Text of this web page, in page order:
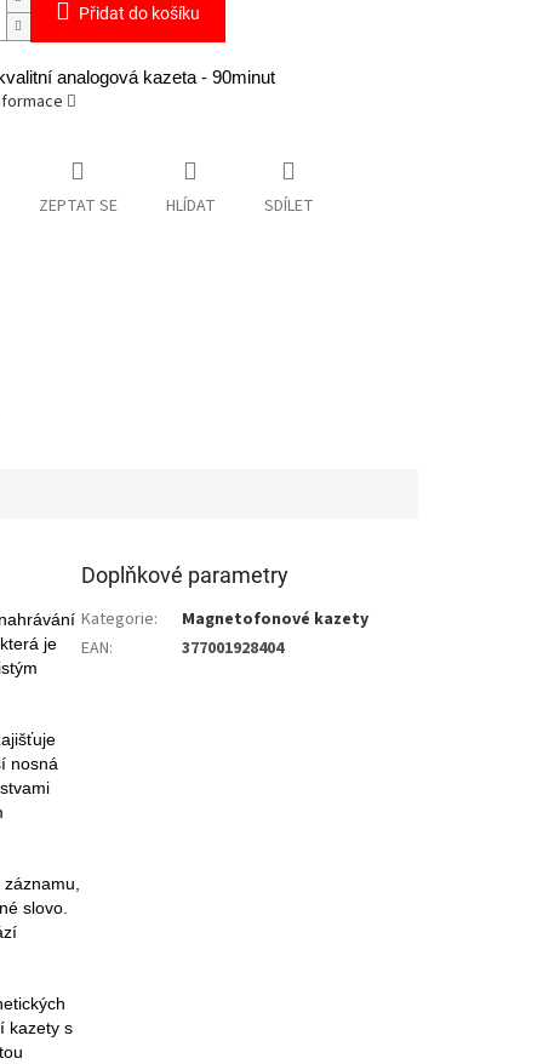
Přidat do košíku
analogová kazeta - 90minut
ZEPTAT SE HLÍDAT SDÍLET
je
nosná
slovo.
kazety s
Doplňkové parametry
Kategorie:
Magnetofonové kazety
EAN: 377001928404